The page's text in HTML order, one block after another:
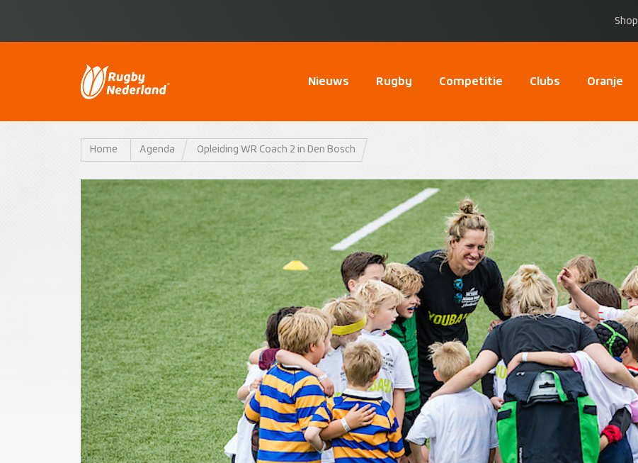
Shop
Nieuws Rugby Competitie Clubs Oranje
Home Agenda Opleiding WR Coach 2 in Den Bosch